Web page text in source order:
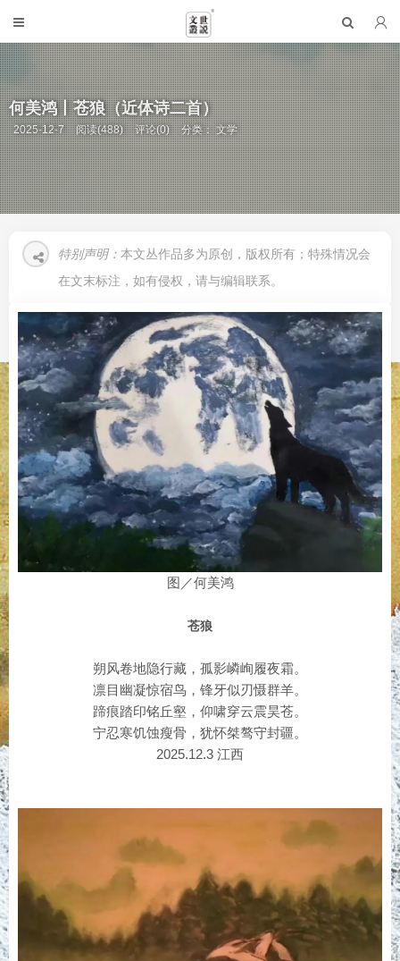
何美鸿丨苍狼（近体诗二首）
2025-12-7 阅读(488) 评论(0) 分类：文学
特别声明： 本文丛作品多为原创，版权所有；特殊情况会
在文末标注，如有侵权，请与编辑联系。
图／何美鸿
苍狼
朔风卷地隐行藏，孤影嶙峋履夜霜。
凛目幽凝惊宿鸟，锋牙似刃慑群羊。
蹄痕踏印铭丘壑，仰啸穿云震昊苍。
宁忍寒饥蚀瘦骨，犹怀桀骜守封疆。
2025.12.3 江西